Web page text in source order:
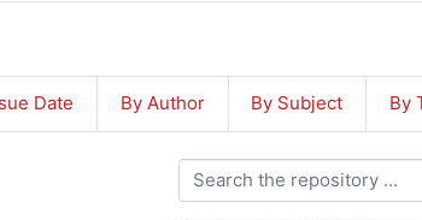
Date By Author By Subject By